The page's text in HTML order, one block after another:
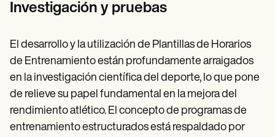
Investigación y pruebas
El desarrollo y la utilización de Plantillas de Horarios
de Entrenamiento están profundamente arraigados
en la investigación científica del deporte, lo que pone
de relieve su papel fundamental en la mejora del
rendimiento atlético. El concepto de programas de
entrenamiento estructurados está respaldado por